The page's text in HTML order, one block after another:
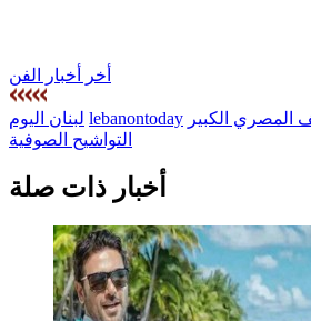
أخر أخبار الفن
لبنان اليوم lebanontoday المصري الكبير
التواشيح الصوفية
أخبار ذات صلة